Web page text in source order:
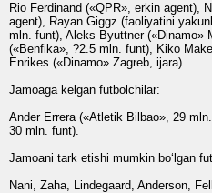
Rio Ferdinand («QPR», erkin agent),
agent), Rayan Giggz (faoliyatini
mln. funt), Aleks Byuttner («Dinamo»
(«Benfika», ?2.5 mln. funt), Kiko
Enrikes («Dinamo» Zagreb, ijara).
Jamoaga kelgan futbolchilar:
Ander Errera («Atletik Bilbao», 29
30 mln. funt).
Jamoani tark etishi mumkin bo‘lgan
Nani, Zaha, Lindegaard, Anderson,